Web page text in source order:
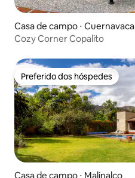
Casa de campo ⋅ Cuernavaca
Cozy Corner Copalito
Preferido dos hóspedes
Preferido dos hóspedes
Casa de campo ⋅ Malinalco